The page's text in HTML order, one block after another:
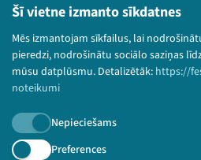
Šī vietne izmanto sīkdatnes
Mēs izmantojam sīkfailus, lai
pieredzi, nodrošinātu sociālo saziņas
mūsu datplūsmu. Detalizētāk: https://
noteikumi
Nepieciešams
Preferences
Bērnu aizsardzības politika
© 2026 Sarunu festivāls
paturētas.
Piesakies jaunumiem!